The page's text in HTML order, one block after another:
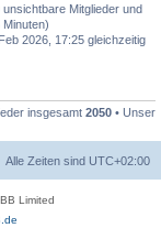
Mitglieder und
2026, 17:25 gleichzeitig
insgesamt 2050 • Unser
Alle Zeiten sind UTC+02:00
Limited